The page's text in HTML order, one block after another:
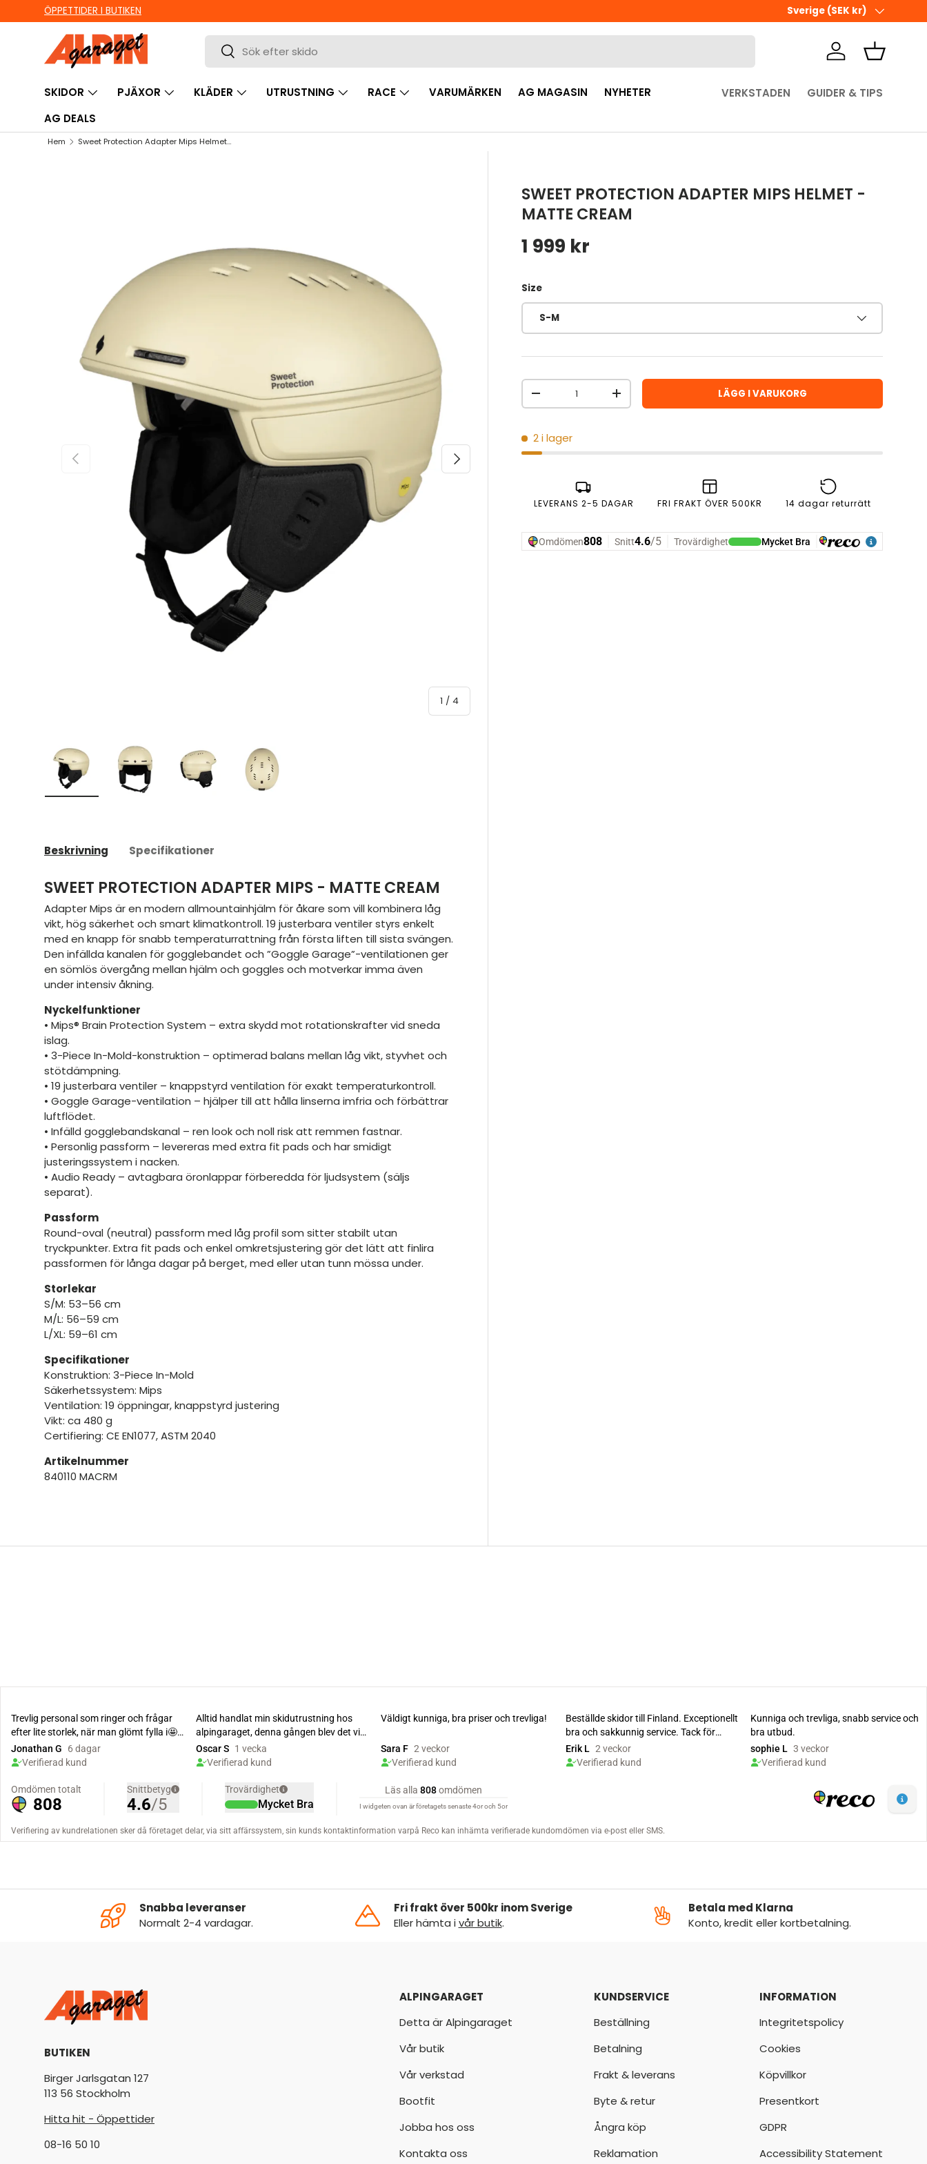
HOPPA TILL INNEHÅLL
ÖPPETTIDER I BUTIKEN Ute i sista minuten? Välj
Land/Region
Sverige (SEK kr)
Sök
Sök Logga inKorg
SKIDOR PJÄXOR KLÄDER UTRUSTNING RACE VARUMÄRKEN AG MAGASIN
NYHETER
AG DEALS
VERKSTADEN GUIDER & TIPS
Hem Sweet Protection Adapter Mips Helmet - Matte Cream
FÖREGÅENDE
1 /av
4
NÄSTA
SWEET PROTECTION ADAPTER MIPS HELMET -
MATTE CREAM
Ordinarie pris
1 999 kr
Size
S-M
Antal
MINSKA ANTAL
ÖKA ANTAL LÄGG I VARUKORG
2 i lager
LEVERANS 2-5 DAGAR FRI FRAKT ÖVER 500KR 14 dagar returrätt
Beskrivning Specifikationer
SWEET PROTECTION ADAPTER MIPS - MATTE CREAM
Adapter Mips är en modern allmountainhjälm för åkare som vill kombinera låg
vikt, hög säkerhet och smart klimatkontroll. 19 justerbara ventiler styrs enkelt
med en knapp för snabb temperaturrattning från första liften till sista svängen.
Den infällda kanalen för gogglebandet och ”Goggle Garage”-ventilationen ger
en sömlös övergång mellan hjälm och goggles och motverkar imma även
under intensiv åkning.
Nyckelfunktioner
• Mips® Brain Protection System – extra skydd mot rotationskrafter vid sneda
islag.
• 3-Piece In-Mold-konstruktion – optimerad balans mellan låg vikt, styvhet och
stötdämpning.
• 19 justerbara ventiler – knappstyrd ventilation för exakt temperaturkontroll.
• Goggle Garage-ventilation – hjälper till att hålla linserna imfria och förbättrar
luftflödet.
• Infälld gogglebandskanal – ren look och noll risk att remmen fastnar.
• Personlig passform – levereras med extra fit pads och har smidigt
justeringssystem i nacken.
• Audio Ready – avtagbara öronlappar förberedda för ljudsystem (säljs
separat).
Passform
Round-oval (neutral) passform med låg profil som sitter stabilt utan
tryckpunkter. Extra fit pads och enkel omkretsjustering gör det lätt att finlira
passformen för långa dagar på berget, med eller utan tunn mössa under.
Storlekar
S/M: 53–56 cm
M/L: 56–59 cm
L/XL: 59–61 cm
Specifikationer
Konstruktion: 3-Piece In-Mold
Säkerhetssystem: Mips
Ventilation: 19 öppningar, knappstyrd justering
Vikt: ca 480 g
Certifiering: CE EN1077, ASTM 2040
Artikelnummer
840110 MACRM
Snabba leveranser
Normalt 2-4 vardagar.
Fri frakt över 500kr inom Sverige
Eller hämta ivår butik.
Betala med Klarna
Konto, kredit eller kortbetalning.
BUTIKEN
Birger Jarlsgatan 127
113 56 Stockholm
Hitta hit - Öppettider
08-16 50 10
ALPINGARAGET
Detta är Alpingaraget
Vår butik
Vår verkstad
Bootfit
Jobba hos oss
Kontakta oss
KUNDSERVICE
Beställning
Betalning
Frakt & leverans
Byte & retur
Ångra köp
Reklamation
INFORMATION
Integritetspolicy
Cookies
Köpvillkor
Presentkort
GDPR
Accessibility Statement